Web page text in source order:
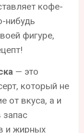
кофе-
нибудь
фигуре,
— это
который не
от вкуса, а и
запас
и жирных